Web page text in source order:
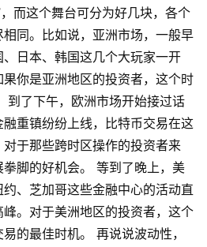
而这个舞台可分为好几块，各个
同。比如说，亚洲市场，一般早
日本、韩国这几个大玩家一开
你是亚洲地区的投资者，这个时
到了下午，欧洲市场开始接过话
重镇纷纷上线，比特币交易在这
于那些跨时区操作的投资者来
脚的好机会。 等到了晚上，美
、芝加哥这些金融中心的活动直
。对于美洲地区的投资者，这个
的最佳时机。 再说说波动性，